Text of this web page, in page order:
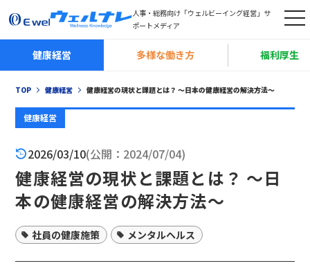
人事・総務向け「ウェルビーイング経営」サ
ポートメディア
t
g
健康経営 多様な働き方 福利厚生
TOP 健康経営 健康経営の現状と課題とは？ ～日本の健康経営の解決方法～
健康経営
2026/03/10(公開：2024/07/04)
健康経営の現状と課題とは？ ～日
本の健康経営の解決方法～
社員の健康施策 メンタルヘルス